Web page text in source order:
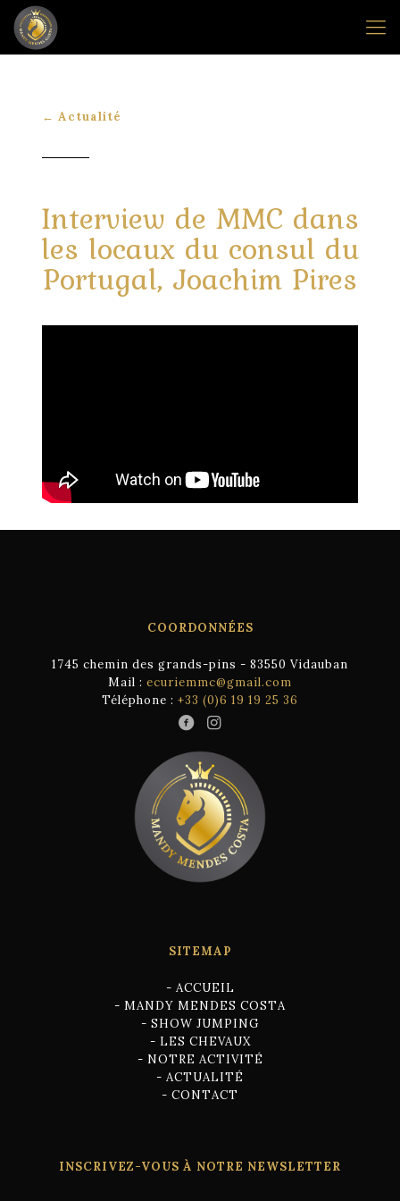
← Actualité
Interview de MMC dans
les locaux du consul du
Portugal, Joachim Pires
COORDONNÉES
1745 chemin des grands-pins - 83550 Vidauban
Mail : ecuriemmc@gmail.com
Téléphone : +33 (0)6 19 19 25 36
SITEMAP
- ACCUEIL
- MANDY MENDES COSTA
- SHOW JUMPING
- LES CHEVAUX
- NOTRE ACTIVITÉ
- ACTUALITÉ
- CONTACT
INSCRIVEZ-VOUS À NOTRE NEWSLETTER